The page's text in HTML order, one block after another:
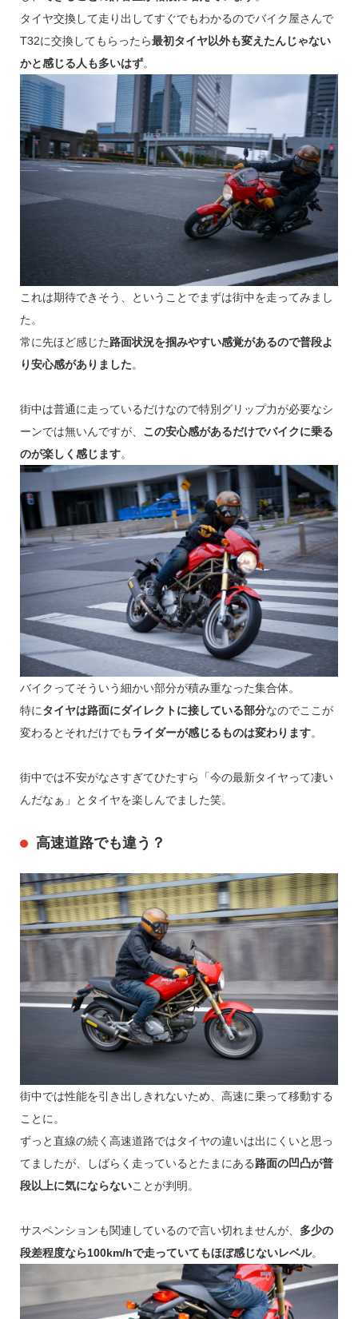
タイヤ交換して走り出してすぐでもわかるのでバイク屋さんで
T32に交換してもらったら最初タイヤ以外も変えたんじゃない
かと感じる人も多いはず。
これは期待できそう、ということでまずは街中を走ってみまし
た。
常に先ほど感じた路面状況を掴みやすい感覚があるので普段よ
り安心感がありました。
街中は普通に走っているだけなので特別グリップ力が必要なシ
ーンでは無いんですが、 この安心感があるだけでバイクに乗る
のが楽しく感じます。
バイクってそういう細かい部分が積み重なった集合体。
特にタイヤは路面にダイレクトに接している部分なのでここが
変わるとそれだけでもライダーが感じるものは変わります。
街中では不安がなさすぎてひたすら「今の最新タイヤって凄い
んだなぁ」とタイヤを楽しんでました笑。
高速道路でも違う？
街中では性能を引き出しきれないため、高速に乗って移動する
ことに。
ずっと直線の続く高速道路ではタイヤの違いは出にくいと思っ
てましたが、しばらく走っているとたまにある路面の凹凸が普
段以上に気にならないことが判明。
サスペンションも関連しているので言い切れませんが、 多少の
段差程度なら100km/hで走っていてもほぼ感じないレベル。